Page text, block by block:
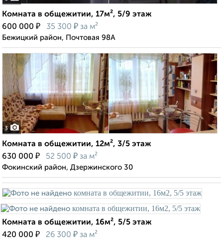
Комната в общежитии, 17м², 5/9 этаж
600 000 ₽ 35 300 ₽ за м²
Бежицкий район, Почтовая 98А
3
Комната в общежитии, 12м², 3/5 этаж
630 000 ₽ 52 500 ₽ за м²
Фокинский район, Дзержинского 30
Комната в общежитии, 16м², 5/5 этаж
420 000 ₽ 26 300 ₽ за м²